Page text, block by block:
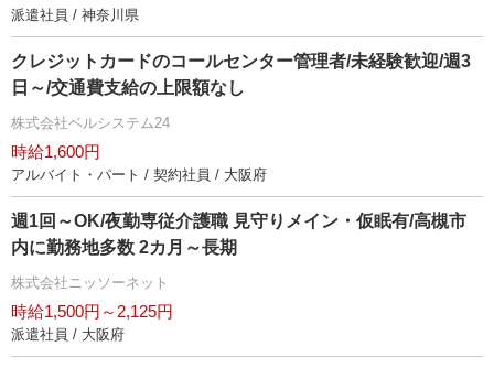
派遣社員 / 神奈川県
クレジットカードのコールセンター管理者/未経験歓迎/週3
日～/交通費支給の上限額なし
株式会社ベルシステム24
時給1,600円
アルバイト・パート / 契約社員 / 大阪府
週1回～OK/夜勤専従介護職 見守りメイン・仮眠有/高槻市
内に勤務地多数 2カ月～長期
株式会社ニッソーネット
時給1,500円～2,125円
派遣社員 / 大阪府